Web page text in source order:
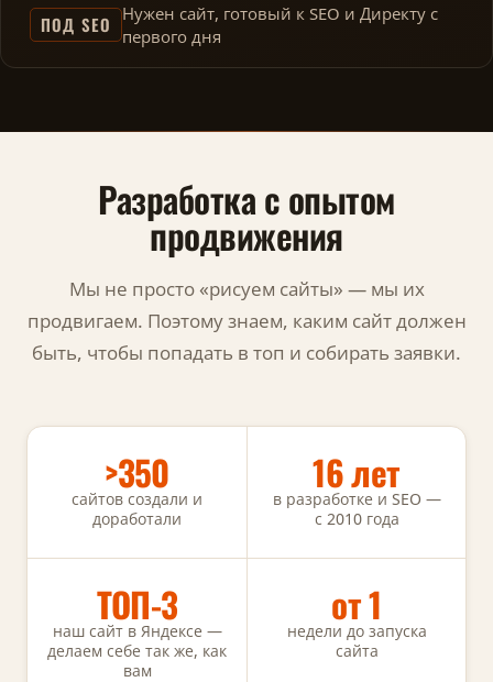
ПОД SEO
Нужен сайт, готовый к SEO и Директу с
первого дня
Разработка с опытом
продвижения
Мы не просто «рисуем сайты» — мы их
продвигаем. Поэтому знаем, каким сайт должен
быть, чтобы попадать в топ и собирать заявки.
>350
сайтов создали и
доработали
16 лет
в разработке и SEO —
с 2010 года
ТОП-3
наш сайт в Яндексе —
делаем себе так же, как
вам
от 1
недели до запуска
сайта